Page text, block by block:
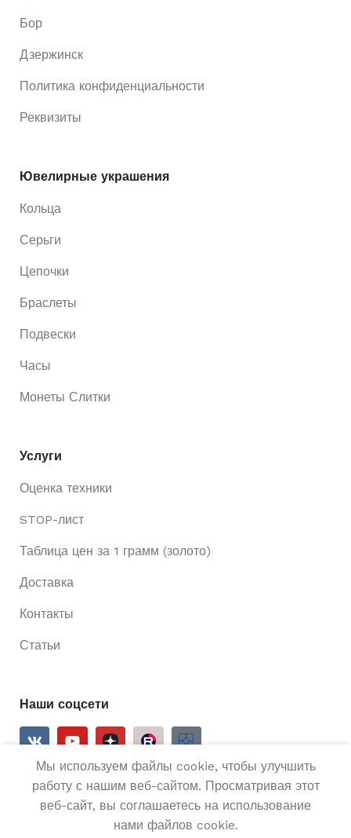
Бор
Дзержинск
Политика конфиденциальности
Реквизиты
Ювелирные украшения
Кольца
Серьги
Цепочки
Браслеты
Подвески
Часы
Монеты Слитки
Услуги
Оценка техники
STOP-лист
Таблица цен за 1 грамм (золото)
Доставка
Контакты
Статьи
Наши соцсети
2025Ривьера 24Все права защищены.
Мы используем файлы cookie, чтобы улучшить
работу с нашим веб-сайтом. Просматривая этот
веб-сайт, вы соглашаетесь на использование
нами файлов cookie.